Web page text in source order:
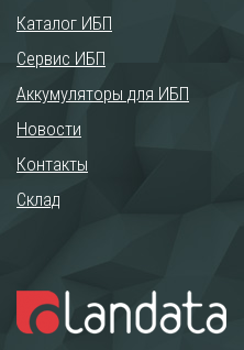
Каталог ИБП
Сервис ИБП
Аккумуляторы для ИБП
Новости
Контакты
Склад